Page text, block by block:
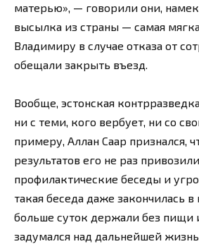
матерью», — говорили они,
высылка из страны — самая
Владимиру в случае отказа от
обещали закрыть въезд.
Вообще, эстонская
ни с теми, кого вербует, ни со
примеру, Аллан Саар признался,
результатов его не раз
профилактические беседы и
такая беседа даже закончилась
больше суток держали без пищи
задумался над дальнейшей